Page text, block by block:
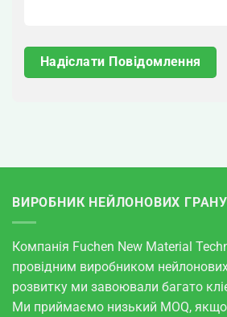
ВИРОБНИК НЕЙЛОНОВИХ
Компанія Fuchen New Material
провідним виробником
розвитку ми завоювали багато
Ми приймаємо низький MOQ, якщо